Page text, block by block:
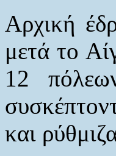
Αρχική
μετά το
12
και